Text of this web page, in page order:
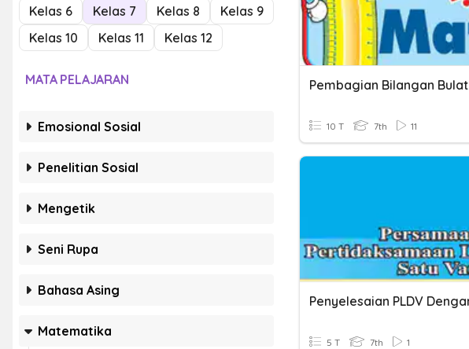
Kelas 6
Kelas 7 Kelas 8
Kelas 9
Kelas 10
Kelas 11 Kelas 12
MATA PELAJARAN
Emosional Sosial
Penelitian Sosial
Mengetik
Seni Rupa
Bahasa Asing
Matematika
Pembagian Bilangan Bulat
10 T 7th 11
5 T 7th 1